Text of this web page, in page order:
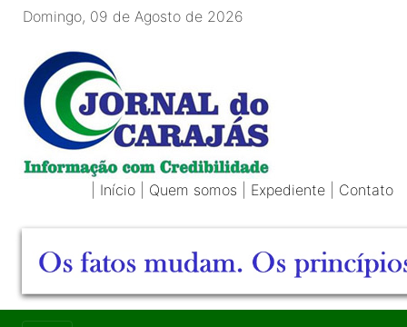
Domingo, 09 de Agosto de 2026
Início Quem somos Expediente Contato